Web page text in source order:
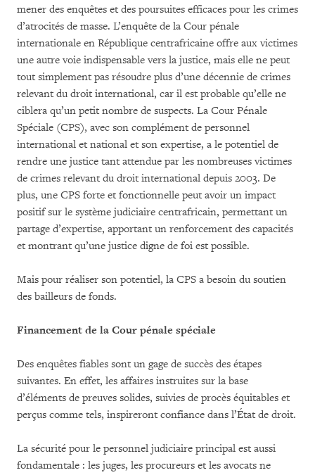
mener des enquêtes et des poursuites efficaces pour les crimes
d’atrocités de masse. L’enquête de la Cour pénale
internationale en République centrafricaine offre aux victimes
une autre voie indispensable vers la justice, mais elle ne peut
tout simplement pas résoudre plus d’une décennie de crimes
relevant du droit international, car il est probable qu’elle ne
ciblera qu’un petit nombre de suspects. La Cour Pénale
Spéciale (CPS), avec son complément de personnel
international et national et son expertise, a le potentiel de
rendre une justice tant attendue par les nombreuses victimes
de crimes relevant du droit international depuis 2003. De
plus, une CPS forte et fonctionnelle peut avoir un impact
positif sur le système judiciaire centrafricain, permettant un
partage d’expertise, apportant un renforcement des capacités
et montrant qu’une justice digne de foi est possible.
Mais pour réaliser son potentiel, la CPS a besoin du soutien
des bailleurs de fonds.
Financement de la Cour pénale spéciale
Des enquêtes fiables sont un gage de succès des étapes
suivantes. En effet, les affaires instruites sur la base
d’éléments de preuves solides, suivies de procès équitables et
perçus comme tels, inspireront confiance dans l’État de droit.
La sécurité pour le personnel judiciaire principal est aussi
fondamentale : les juges, les procureurs et les avocats ne